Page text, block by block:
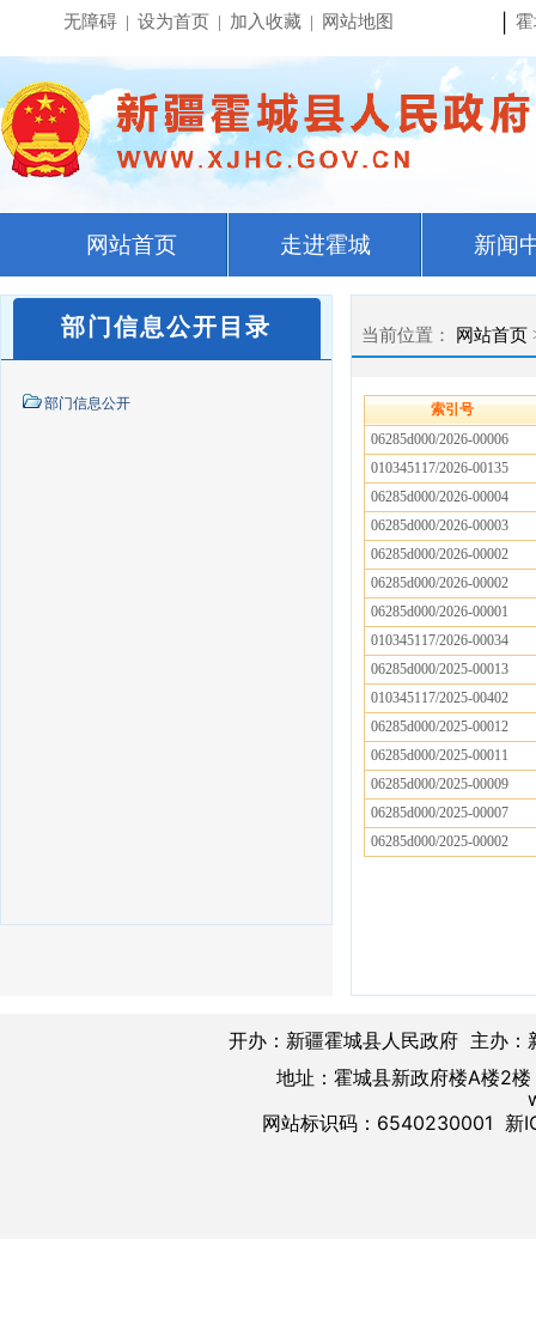
无障碍 | 设为首页 | 加入收藏 | 网站地图
网站首页 走进霍城 新闻
部门信息公开目录
部门信息公开
当前位置： 网站首页
索引号
06285d000/2026-00006
010345117/2026-00135
06285d000/2026-00004
06285d000/2026-00003
06285d000/2026-00002
06285d000/2026-00002
06285d000/2026-00001
010345117/2026-00034
06285d000/2025-00013
010345117/2025-00402
06285d000/2025-00012
06285d000/2025-00011
06285d000/2025-00009
06285d000/2025-00007
06285d000/2025-00002
开办：新疆霍城县人民政府 主办
地址：霍城县新政府楼A楼
网站标识码：6540230001 新